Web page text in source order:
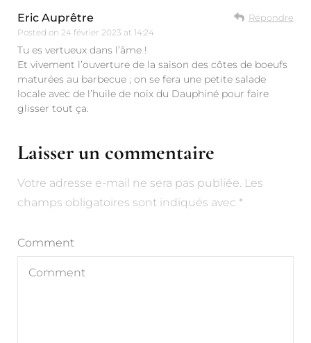
Eric Auprêtre
Posted on 24 février 2023 at 14:24
Répondre
Tu es vertueux dans l’âme !
Et vivement l’ouverture de la saison des côtes de boeufs
maturées au barbecue ; on se fera une petite salade
locale avec de l’huile de noix du Dauphiné pour faire
glisser tout ça.
Laisser un commentaire
Votre adresse e-mail ne sera pas publiée. Les
champs obligatoires sont indiqués avec *
Comment
Alternative: